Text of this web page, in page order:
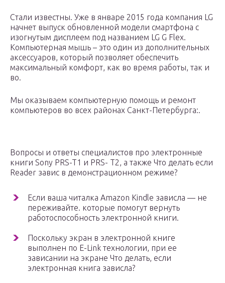
Стали известны. Уже в январе 2015 года компания LG
начнет выпуск обновленной модели смартфона с
изогнутым дисплеем под названием LG G Flex.
Компьютерная мышь – это один из дополнительных
аксессуаров, который позволяет обеспечить
максимальный комфорт, как во время работы, так и
во.
Мы оказываем компьютерную помощь и ремонт
компьютеров во всех районах Санкт-Петербурга:.
Вопросы и ответы специалистов про электронные
книги Sony PRS-T1 и PRS- T2, а также Что делать если
Reader завис в демонстрационном режиме?
Если ваша читалка Amazon Kindle зависла — не
переживайте. которые помогут вернуть
работоспособность электронной книги.
Поскольку экран в электронной книге
выполнен по E-Link технологии, при ее
зависании на экране Что делать, если
электронная книга зависла?